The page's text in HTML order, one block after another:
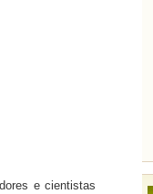
e cientistas